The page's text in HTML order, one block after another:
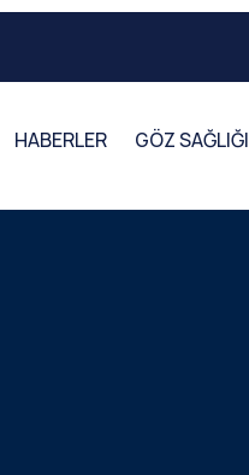
HABERLER GÖZ SAĞLIĞI